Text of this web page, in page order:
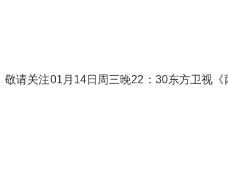
敬请关注01月14日周三晚22：30东方卫视